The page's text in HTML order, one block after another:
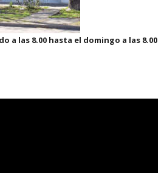
a las 8.00 hasta el domingo a las 8.00